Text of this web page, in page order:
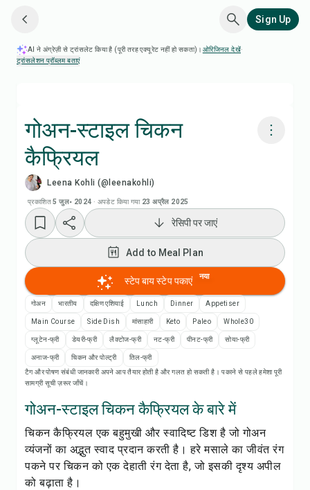
Sign Up
AI ने अंग्रेज़ी से ट्रांसलेट किया है (पूरी तरह एक्यूरेट नहीं हो सकता)। ओरिजिनल देखें·
ट्रांसलेशन प्रॉब्लम बताएं
गोअन-स्टाइल चिकन
कैफ्रियल
Leena Kohli (@leenakohli)
प्रकाशित 5 जुल॰ 2024 · अपडेट किया गया 23 अप्रैल 2025
Add to Meal Plan
Add to Shopping List
रेसिपी नोट्स
रिपोर्ट करें
रेसिपी पर जाएं
Add to Meal Plan
स्टेप बाय स्टेप पकाएं नया
गोअन भारतीय दक्षिण एशियाई Lunch Dinner Appetiser
Main Course Side Dish मांसाहारी Keto Paleo Whole30
ग्लूटेन-फ्री डेयरी-फ्री लैक्टोज-फ्री नट-फ्री पीनट-फ्री सोया-फ्री
अनाज-फ्री चिकन और पोल्ट्री
तिल-फ्री
टैग और पोषण संबंधी जानकारी अपने आप तैयार होती है और गलत हो सकती है। पकाने से पहले हमेशा पूरी
सामग्री सूची ज़रूर जाँचें।
गोअन-स्टाइल चिकन कैफ्रियल के बारे में
चिकन कैफ्रियल एक बहुमुखी और स्वादिष्ट डिश है जो गोअन
व्यंजनों का अद्भुत स्वाद प्रदान करती है। हरे मसाले का जीवंत रंग
पकने पर चिकन को एक देहाती रंग देता है, जो इसकी दृश्य अपील
को बढ़ाता है।